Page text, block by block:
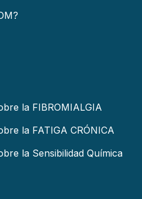
la FIBROMIALGIA
la FATIGA CRÓNICA
la Sensibilidad Química